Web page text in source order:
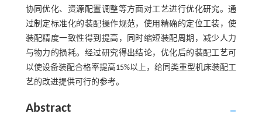
协同优化、资源配置调整等方面对工艺进行优化研究。通
过制定标准化的装配操作规范，使用精确的定位工装，使
装配精度一致性得到提高，同时缩短装配周期，减少人力
与物力的损耗。经过研究得出结论，优化后的装配工艺可
以使设备装配合格率提高15%以上，给同类重型机床装配工
艺的改进提供可行的参考。
Abstract